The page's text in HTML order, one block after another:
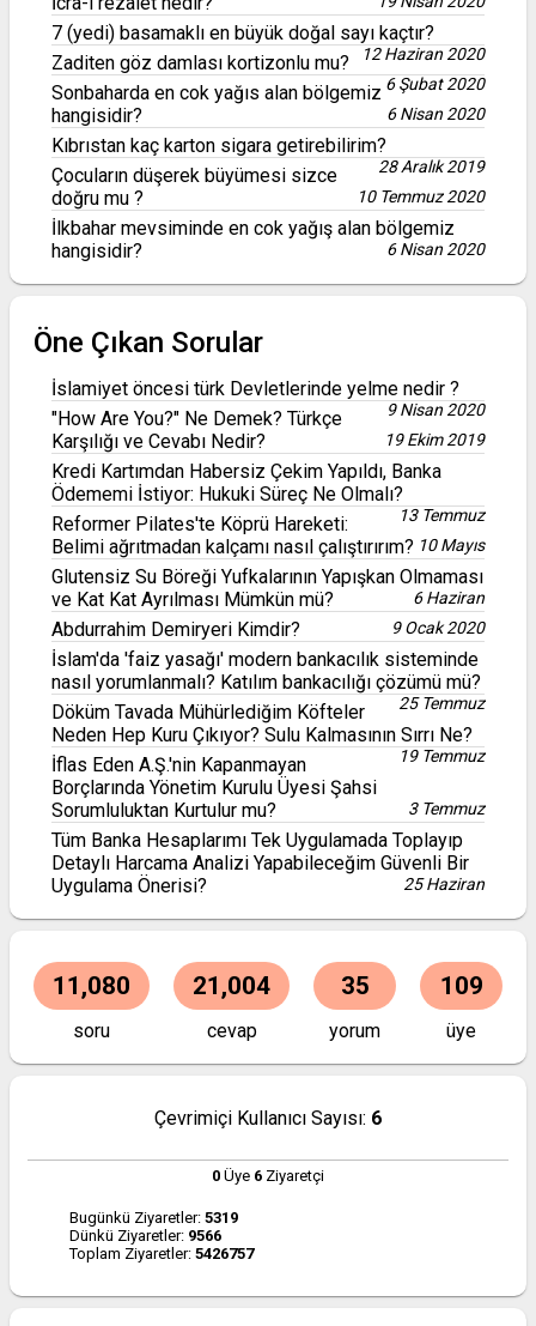
7 (yedi) basamaklı en büyük doğal sayı kaçtır?
12 Haziran 2020
Zaditen göz damlası kortizonlu mu?
6 Şubat 2020
Sonbaharda en cok yağıs alan bölgemiz
hangisidir?
6 Nisan 2020
Kıbrıstan kaç karton sigara getirebilirim?
28 Aralık 2019
Çocuların düşerek büyümesi sizce
doğru mu ?
10 Temmuz 2020
İlkbahar mevsiminde en cok yağış alan bölgemiz
hangisidir?
6 Nisan 2020
Öne Çıkan Sorular
İslamiyet öncesi türk Devletlerinde yelme nedir ?
9 Nisan 2020
"How Are You?" Ne Demek? Türkçe
Karşılığı ve Cevabı Nedir?
19 Ekim 2019
Kredi Kartımdan Habersiz Çekim Yapıldı, Banka
Ödememi İstiyor: Hukuki Süreç Ne Olmalı?
13 Temmuz
Reformer Pilates'te Köprü Hareketi:
Belimi ağrıtmadan kalçamı nasıl çalıştırırım? 10 Mayıs
Glutensiz Su Böreği Yufkalarının Yapışkan Olmaması
ve Kat Kat Ayrılması Mümkün mü?
6 Haziran
Abdurrahim Demiryeri Kimdir? 9 Ocak 2020
İslam'da 'faiz yasağı' modern bankacılık sisteminde
nasıl yorumlanmalı? Katılım bankacılığı çözümü mü?
25 Temmuz
Döküm Tavada Mühürlediğim Köfteler
Neden Hep Kuru Çıkıyor? Sulu Kalmasının Sırrı Ne?
19 Temmuz
İflas Eden A.Ş.'nin Kapanmayan
Borçlarında Yönetim Kurulu Üyesi Şahsi
Sorumluluktan Kurtulur mu?
3 Temmuz
Tüm Banka Hesaplarımı Tek Uygulamada Toplayıp
Detaylı Harcama Analizi Yapabileceğim Güvenli Bir
Uygulama Önerisi?
25 Haziran
11,080
soru
21,004
cevap
35
yorum
109
üye
Çevrimiçi Kullanıcı Sayısı: 6
0 Üye 6 Ziyaretçi
Bugünkü Ziyaretler: 5319
Dünkü Ziyaretler: 9566
Toplam Ziyaretler: 5426757